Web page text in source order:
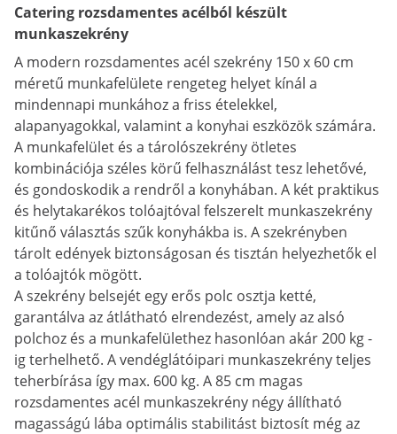
Catering rozsdamentes acélból készült
munkaszekrény
A modern rozsdamentes acél szekrény 150 x 60 cm
méretű munkafelülete rengeteg helyet kínál a
mindennapi munkához a friss ételekkel,
alapanyagokkal, valamint a konyhai eszközök számára.
A munkafelület és a tárolószekrény ötletes
kombinációja széles körű felhasználást tesz lehetővé,
és gondoskodik a rendről a konyhában. A két praktikus
és helytakarékos tolóajtóval felszerelt munkaszekrény
kitűnő választás szűk konyhákba is. A szekrényben
tárolt edények biztonságosan és tisztán helyezhetők el
a tolóajtók mögött.
A szekrény belsejét egy erős polc osztja ketté,
garantálva az átlátható elrendezést, amely az alsó
polchoz és a munkafelülethez hasonlóan akár 200 kg -
ig terhelhető. A vendéglátóipari munkaszekrény teljes
teherbírása így max. 600 kg. A 85 cm magas
rozsdamentes acél munkaszekrény négy állítható
magasságú lába optimális stabilitást biztosít még az